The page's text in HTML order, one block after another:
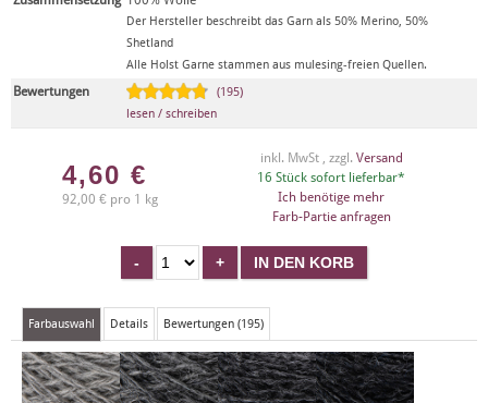
Der Hersteller beschreibt das Garn als 50% Merino, 50%
Shetland
Alle Holst Garne stammen aus mulesing-freien Quellen.
Bewertungen
(195)
lesen / schreiben
4,60 €
92,00 € pro 1 kg
inkl. MwSt , zzgl. Versand
16 Stück sofort lieferbar*
Ich benötige mehr
Farb-Partie anfragen
Farbauswahl Details Bewertungen (195)